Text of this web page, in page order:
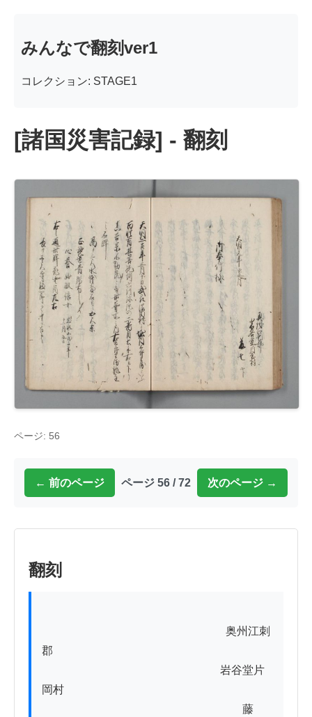
みんなで翻刻ver1
コレクション: STAGE1
[諸国災害記録] - 翻刻
ページ: 56
← 前のページ ページ 56 / 72 次のページ →
翻刻
郡
岩谷堂片
岡村
藤